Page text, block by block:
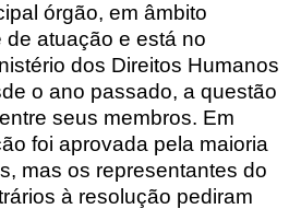
órgão, em âmbito
atuação e está no
dos Direitos Humanos
o ano passado, a questão
seus membros. Em
foi aprovada pela maioria
, mas os representantes do
à resolução pediram